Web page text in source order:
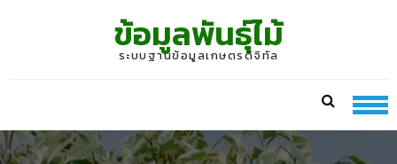
ข้อมูลพันธุ์ไม้
ระบบฐานข้อมูลเกษตรดิจิทัล